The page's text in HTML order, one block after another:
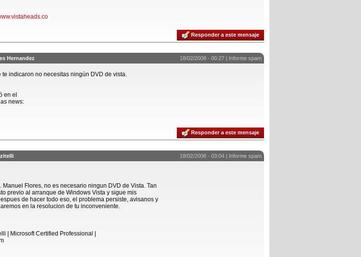
Responder a este mensaje
Hernandez 18/02/2008 - 00:27 | Informe spam
te indicaron no necesitas ningún DVD de vista.
en el
news:
Responder a este mensaje
18/02/2008 - 03:04 | Informe spam
Manuel Flores, no es necesario ningun DVD de Vista. Tan
previo al arranque de Windows Vista y sigue mis
de hacer todo eso, el problema persiste, avisanos y
en la resolucion de tu inconveniente.
| Microsoft Certified Professional |